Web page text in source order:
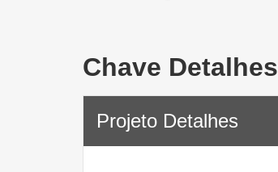
Chave Detalhes
Projeto Detalhes